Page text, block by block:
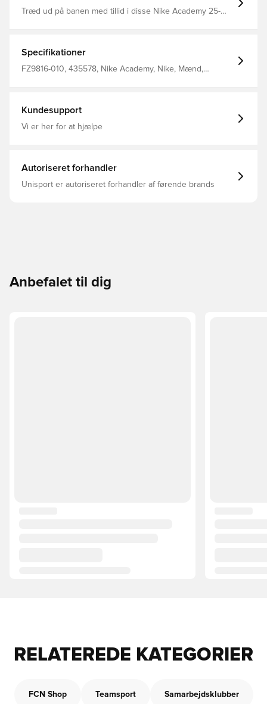
Træd ud på banen med tillid i disse Nike Academy 25-
hurtigtørrende letvægtsmateriale, der transporterer fugt
væk fra kroppen og holder dig tør, komfortabel og
fokuseret hele tiden Lynlås ved anklerne Fremstillet af
Specifikationer
FZ9816-010, 435578, Nike Academy, Nike, Mænd,
Kundesupport
Vi er her for at hjælpe
Autoriseret forhandler
Unisport er autoriseret forhandler af førende brands
Anbefalet til dig
RELATEREDE KATEGORIER
FCN Shop Teamsport Samarbejdsklubber